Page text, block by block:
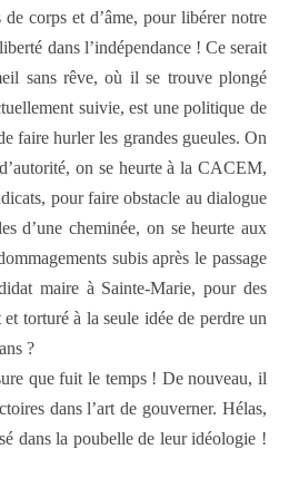
corps et d’âme, pour libérer notre
dans l’indépendance ! Ce serait
sans rêve, où il se trouve plongé
suivie, est une politique de
faire hurler les grandes gueules. On
on se heurte à la CACEM,
pour faire obstacle au dialogue
d’une cheminée, on se heurte aux
subis après le passage
maire à Sainte-Marie, pour des
torturé à la seule idée de perdre un
?
que fuit le temps ! De nouveau, il
dans l’art de gouverner. Hélas,
dans la poubelle de leur idéologie !